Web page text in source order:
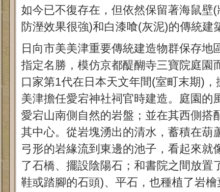
如今已不復存在，但依然保留著海鼠壁
防溼效果很強)和白漆喰(灰泥)的傳統建
日向市美美津重要傳統建造物群保存地
指定名勝，模仿京都醍醐寺三寶院庭園
口家第1代在日本天文年間(室町末期)
美津擔任愛宕神社祠官時建造。庭園的
愛宕山南側自然的岩盤；並在其西側搭
其中心。從岩塊湧出的清水，蓄積在葫
弓形的岩緣流到東邊的池子，看起來就
了石橋、擺設陰陽石；和書院之間放置
鞋或踏腳的石頭)、平石，也種植了岩